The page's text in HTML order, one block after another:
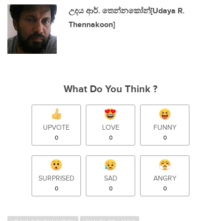
උදය ආර්. තෙන්නකෝන්[Udaya R.
Thennakoon]
What Do You Think ?
UPVOTE
0
LOVE
0
FUNNY
0
SURPRISED
0
SAD
0
ANGRY
0